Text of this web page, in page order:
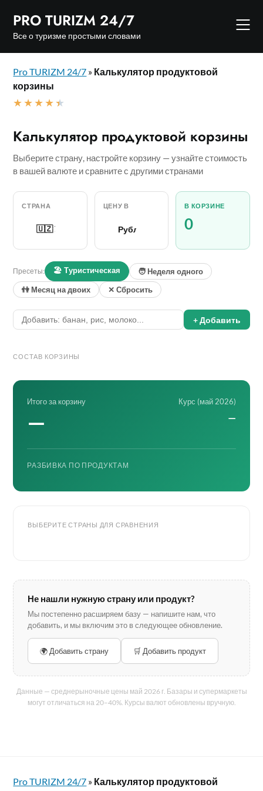
content
PRO TURIZM 24/7
Все о туризме простыми словами
Pro TURIZM 24/7 » Калькулятор продуктовой
корзины
★★★★★
Калькулятор продуктовой корзины
Выберите страну, настройте корзину — узнайте стоимость
в вашей валюте и сравните с другими странами
СТРАНА ЦЕНУ В В КОРЗИНЕ
0
Пресеты: 🏖 Туристическая
🧑 Неделя одного
👫 Месяц на двоих
✕ Сбросить
+ Добавить
СОСТАВ КОРЗИНЫ
Итого за корзину
—
Курс (май 2026)
—
РАЗБИВКА ПО ПРОДУКТАМ
ВЫБЕРИТЕ СТРАНЫ ДЛЯ СРАВНЕНИЯ
Не нашли нужную страну или продукт?
Мы постепенно расширяем базу — напишите нам, что
добавить, и мы включим это в следующее обновление.
🌍 Добавить страну 🛒 Добавить продукт
Данные — среднерыночные цены май 2026 г. Базары и супермаркеты
могут отличаться на 20–40%. Курсы валют обновлены вручную.
Pro TURIZM 24/7 » Калькулятор продуктовой